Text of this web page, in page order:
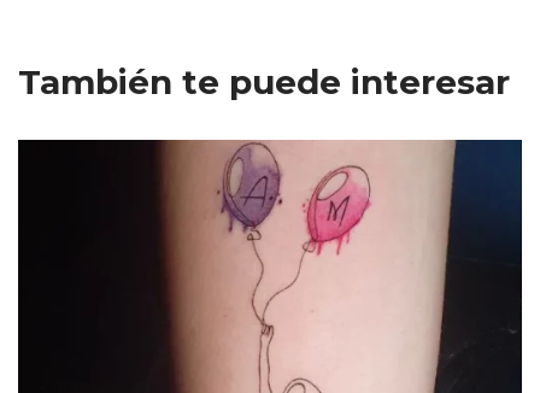
También te puede interesar